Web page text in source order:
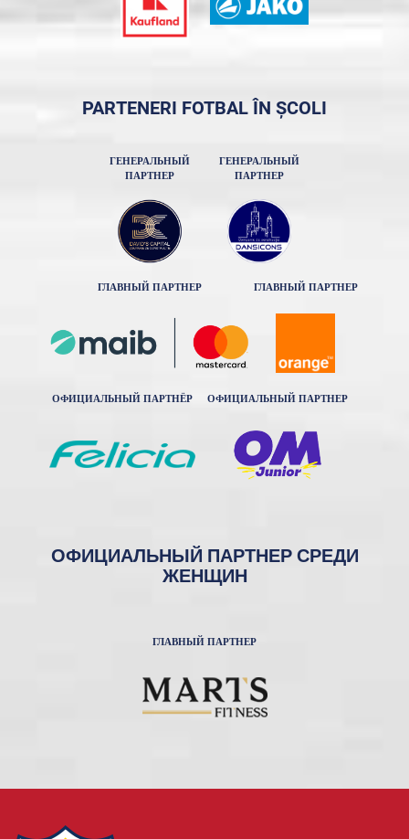
PARTENERI FOTBAL ÎN ȘCOLI
ГЕНЕРАЛЬНЫЙ
ПАРТНЕР
ГЕНЕРАЛЬНЫЙ
ПАРТНЕР
ГЛАВНЫЙ ПАРТНЕР ГЛАВНЫЙ ПАРТНЕР
ОФИЦИАЛЬНЫЙ ПАРТНЁР ОФИЦИАЛЬНЫЙ ПАРТНЕР
ОФИЦИАЛЬНЫЙ ПАРТНЕР СРЕДИ
ЖЕНЩИН
ГЛАВНЫЙ ПАРТНЕР